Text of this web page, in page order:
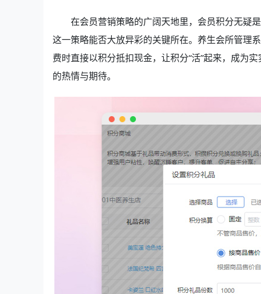
在会员营销策略的广阔天地里，会员积分无疑
这一策略能否大放异彩的关键所在。养生会所管理
费时直接以积分抵扣现金，让积分“活”起来，成为
的热情与期待。